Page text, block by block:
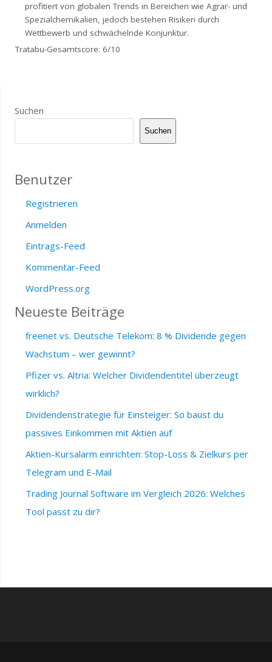
profitiert von globalen Trends in Bereichen wie Agrar- und
Spezialchemikalien, jedoch bestehen Risiken durch
Wettbewerb und schwächelnde Konjunktur.
Tratabu-Gesamtscore: 6/10
Suchen
Suchen
Benutzer
Registrieren
Anmelden
Eintrags-Feed
Kommentar-Feed
WordPress.org
Neueste Beiträge
freenet vs. Deutsche Telekom: 8 % Dividende gegen
Wachstum – wer gewinnt?
Pfizer vs. Altria: Welcher Dividendentitel überzeugt
wirklich?
Dividendenstrategie für Einsteiger: So baust du
passives Einkommen mit Aktien auf
Aktien-Kursalarm einrichten: Stop-Loss & Zielkurs per
Telegram und E-Mail
Trading Journal Software im Vergleich 2026: Welches
Tool passt zu dir?